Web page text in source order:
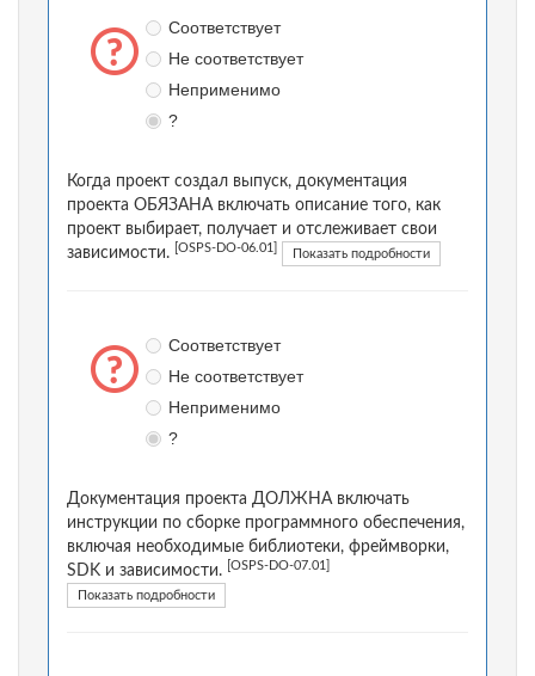
Соответствует
Не соответствует
Неприменимо
?
Когда проект создал выпуск, документация
проекта ОБЯЗАНА включать описание того, как
проект выбирает, получает и отслеживает свои
зависимости.
[OSPS-DO-06.01] Показать подробности
Соответствует
Не соответствует
Неприменимо
?
Документация проекта ДОЛЖНА включать
инструкции по сборке программного обеспечения,
включая необходимые библиотеки, фреймворки,
SDK и зависимости.
[OSPS-DO-07.01]
Показать подробности